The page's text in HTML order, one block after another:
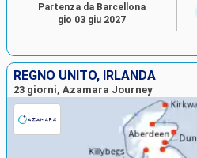
Partenza da Barcellona
gio 03 giu 2027
REGNO UNITO, IRLANDA
23 giorni, Azamara Journey